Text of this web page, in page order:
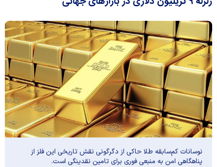
نوسانات کم‌سابقه طلا حاکی از دگرگونی نقش تاریخی این فلز از
پناهگاهی امن به منبعی فوری برای تامین نقدینگی است.